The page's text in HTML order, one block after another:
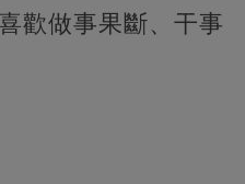
歡做事果斷、干事